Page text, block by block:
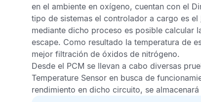
en el ambiente en oxígeno, cuentan con el
tipo de sistemas el controlador a cargo es el
mediante dicho proceso es posible calcular
escape. Como resultado la temperatura de
mejor filtración de óxidos de nitrógeno.
Desde el PCM se llevan a cabo diversas
Temperature Sensor en busca de
rendimiento en dicho circuito, se almacenará